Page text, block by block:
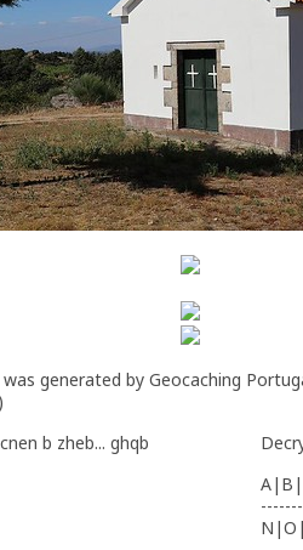
was generated by Geocaching
)
b zheb... ghqb